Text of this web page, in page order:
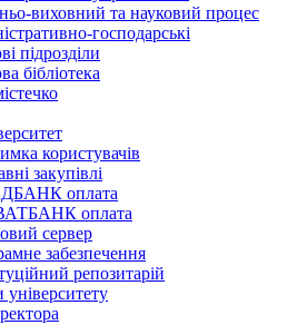
виховний та науковий процес
господарські
підрозділи
бібліотека
користувачів
закупівлі
оплата
оплата
сервер
забезпечення
репозитарій
університету